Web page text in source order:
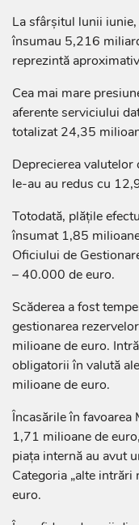
La sfârșitul lunii
însumau 5,216
reprezintă
Cea mai mare
aferente serviciului
totalizat 24,35
Deprecierea
le-au au redus cu
Totodată, plățile
însumat 1,85
Oficiului de
– 40.000 de euro.
Scăderea a fost
gestionarea
milioane de euro.
obligatorii în valută
milioane de euro.
Încasările în
1,71 milioane de
piața internă au avut
Categoria „alte
euro.